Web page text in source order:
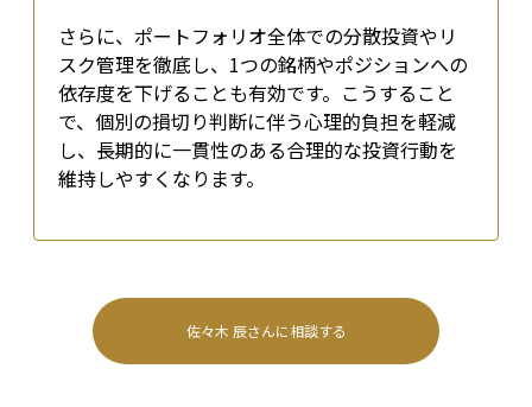
さらに、ポートフォリオ全体での分散投資やリ
スク管理を徹底し、1つの銘柄やポジションへの
依存度を下げることも有効です。こうすること
で、個別の損切り判断に伴う心理的負担を軽減
し、長期的に一貫性のある合理的な投資行動を
維持しやすくなります。
佐々木 辰さんに相談する